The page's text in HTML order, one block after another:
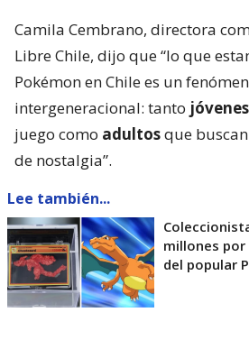
Camila Cembrano, directora
Libre Chile, dijo que “lo que
Pokémon en Chile es un
intergeneracional: tanto jóvenes
juego como adultosque
de nostalgia”.
Lee también...
millones
del popular